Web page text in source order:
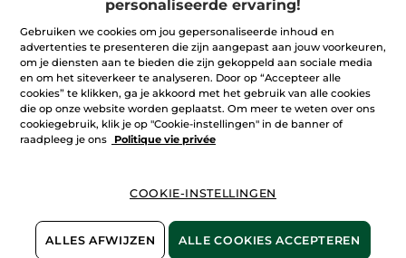
Bezorging vanaf14/08
Veilige betaling
Niet tevreden? Geld terug!
LEES HIER DE ALGEMENE VOORWAARDEN
LEES KLANTENRECENSIES REGLEMENT
personaliseerde ervaring!
Gebruiken we cookies om jou gepersonaliseerde inhoud en
advertenties te presenteren die zijn aangepast aan jouw voorkeuren,
om je diensten aan te bieden die zijn gekoppeld aan sociale media
en om het siteverkeer te analyseren. Door op “Accepteer alle
cookies” te klikken, ga je akkoord met het gebruik van alle cookies
die op onze website worden geplaatst. Om meer te weten over ons
cookiegebruik, klik je op "Cookie-instellingen" in de banner of
raadpleeg je ons
Politique vie privée
COOKIE-INSTELLINGEN
ALLES AFWIJZEN ALLE COOKIES ACCEPTEREN